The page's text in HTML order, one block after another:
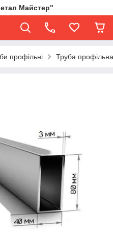
Майстер"
профільні Труба